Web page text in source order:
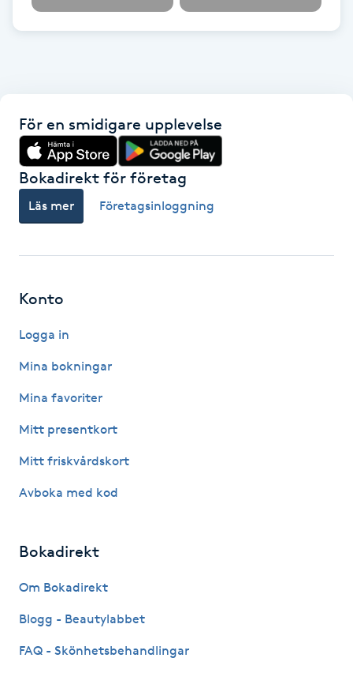
Kinesiologi
Klangmassage
Klippning
Kosmetisk tatuering
Kostrådgivning
Kroppspeeling
Kärlbehandling
Laserbehandling
För en smidigare upplevelse
Bokadirekt för företag
Läs mer Företagsinloggning
Konto
Logga in
Mina bokningar
Mina favoriter
Mitt presentkort
Mitt friskvårdskort
Avboka med kod
Bokadirekt
Om Bokadirekt
Blogg - Beautylabbet
FAQ - Skönhetsbehandlingar